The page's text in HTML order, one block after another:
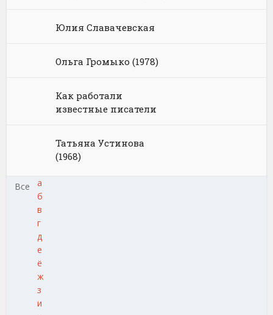
Юлия Славачевская
Ольга Громыко (1978)
Как работали
известные писатели
Татьяна Устинова
(1968)
Все
а
б
в
г
д
е
ё
ж
з
и